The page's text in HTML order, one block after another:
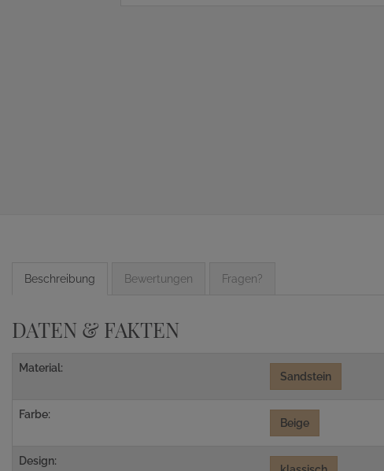
Beschreibung Bewertungen Fragen?
DATEN & FAKTEN
Material:
Sandstein
Farbe:
Beige
Design: